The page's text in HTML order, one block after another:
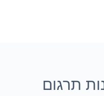
תרגום